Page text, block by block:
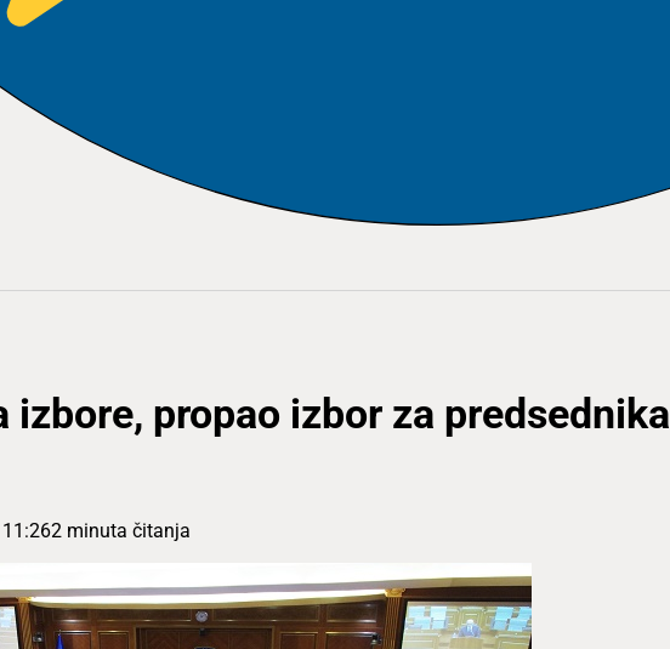
izbore, propao izbor za predsednika
2 minuta čitanja